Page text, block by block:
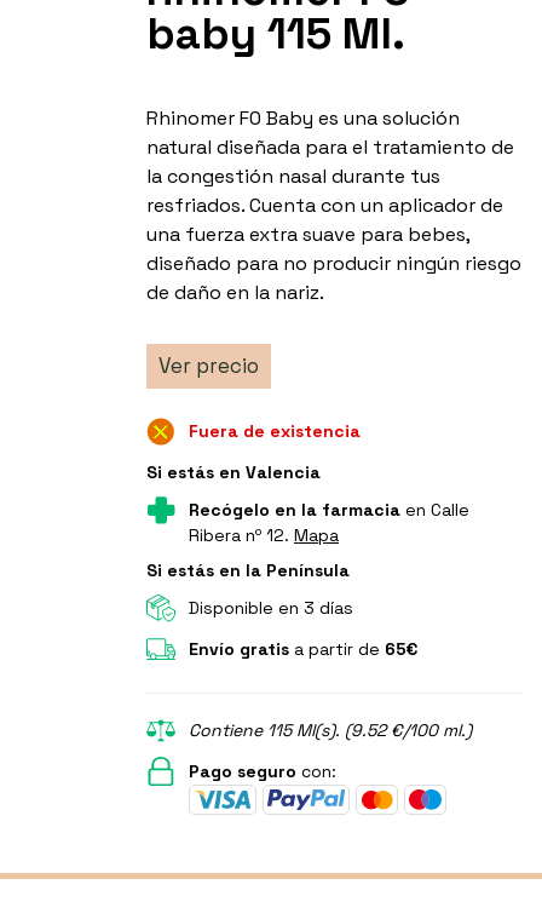
baby 115 Ml.
Rhinomer F0 Baby es una solución
natural diseñada para el tratamiento de
la congestión nasal durante tus
resfriados. Cuenta con un aplicador de
una fuerza extra suave para bebes,
diseñado para no producir ningún riesgo
de daño en la nariz.
Ver precio
Fuera de existencia
Si estás en Valencia
Recógelo en la farmaciaen Calle
Ribera nº 12. Mapa
Si estás en la Península
Disponible en 3 días
Envío gratisa partir de 65€
Contiene 115 Ml(s). (9.52 €/100 ml.)
Pago seguro con: